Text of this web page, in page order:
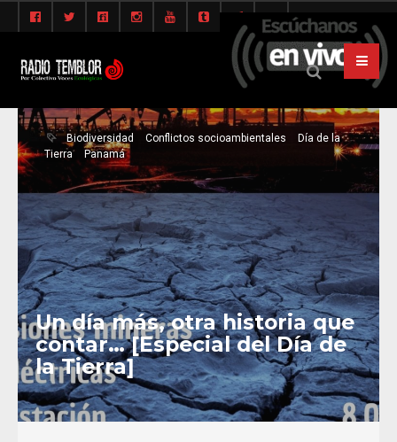
Biodiversidad Conflictos socioambientales
Día de la
Tierra
Panamá
Un día más, otra historia que
contar… [Especial del Día de
la Tierra]